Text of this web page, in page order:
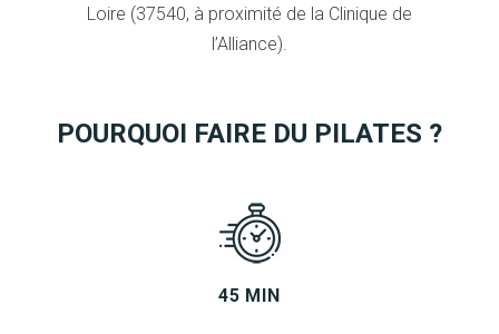
Loire (37540, à proximité de la Clinique de
l’Alliance).
POURQUOI FAIRE DU PILATES ?
45 MIN